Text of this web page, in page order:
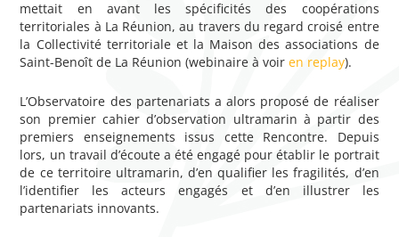
mettait en avant les spécificités des coopérations
territoriales à La Réunion, au travers du regard croisé entre
la Collectivité territoriale et la Maison des associations de
Saint-Benoît de La Réunion (webinaire à voiren replay).
L’Observatoire des partenariats a alors proposé de réaliser
son premier cahier d’observation ultramarin à partir des
premiers enseignements issus cette Rencontre. Depuis
lors, un travail d’écoute a été engagé pour établir le portrait
de ce territoire ultramarin, d’en qualifier les fragilités, d’en
l’identifier les acteurs engagés et d’en illustrer les
partenariats innovants.